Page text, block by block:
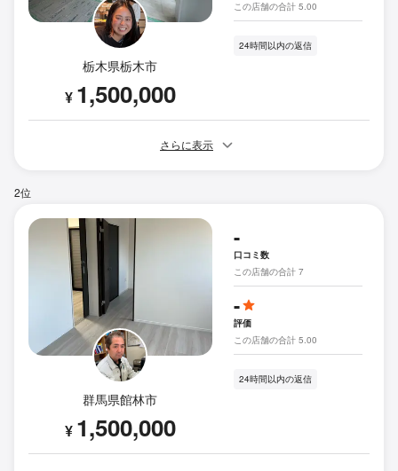
栃木県栃木市
¥ 1,500,000
この店舗の合計 5.00
24時間以内の返信
さらに表示
2位
群馬県館林市
¥ 1,500,000
-
口コミ数
この店舗の合計 7
-
評価
この店舗の合計 5.00
24時間以内の返信